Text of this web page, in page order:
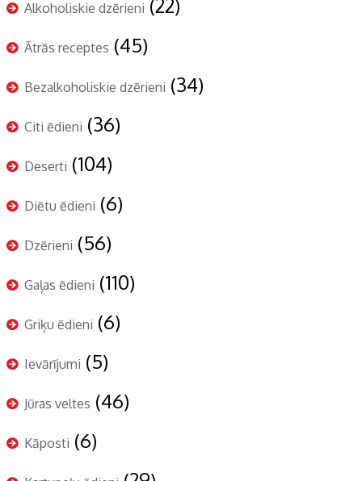
Alkoholiskie dzērieni (22)
Ātrās receptes (45)
Bezalkoholiskie dzērieni (34)
Citi ēdieni (36)
Deserti (104)
Diētu ēdieni (6)
Dzērieni (56)
Gaļas ēdieni (110)
Griķu ēdieni (6)
Ievārījumi (5)
Jūras veltes (46)
Kāposti (6)